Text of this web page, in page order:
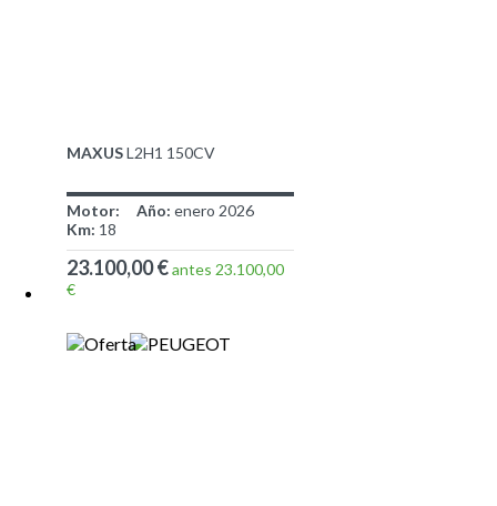
MAXUSL2H1 150CV
Motor: Año: enero 2026
Km: 18
23.100,00 €antes 23.100,00
€